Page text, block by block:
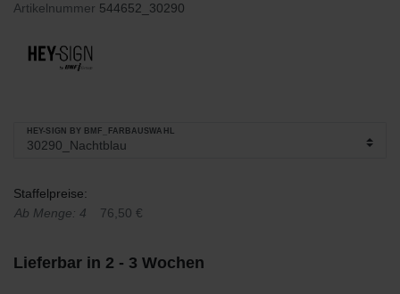
Artikelnummer 544652_30290
HEY-SIGN BY BMF_FARBAUSWAHL
Staffelpreise:
Ab Menge: 4
76,50 €
Lieferbar in 2 - 3 Wochen